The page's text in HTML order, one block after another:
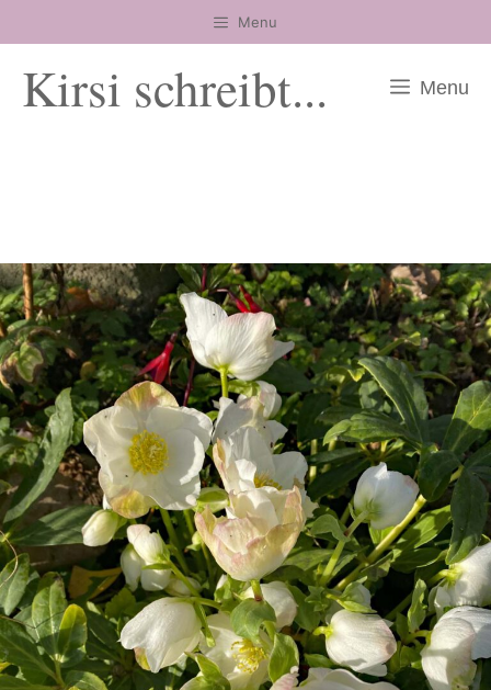
Inhalt
springen
Menu
Kirsi schreibt... Menu